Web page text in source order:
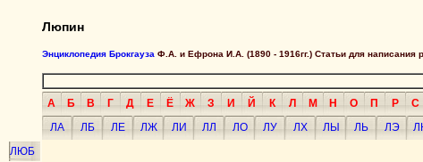
Люпин
Энциклопедия Брокгауза Ф.А. и Ефрона И.А. (1890 - 1916гг.) Статьи для написания
А Б В Г Д Е Ё Ж З И Й К Л М Н О П Р С
ЛА
ЛБ ЛЕ ЛЖ ЛИ ЛЛ ЛО ЛУ ЛХ ЛЫ ЛЬ ЛЭ
ЛЮБ